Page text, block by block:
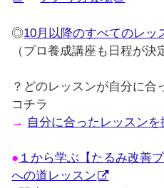
◎10月以降のすべてのレッ
（プロ養成講座も日程が決
？どのレッスンが自分に合
コチラ
→ 自分に合ったレッスンを
● １から学ぶ【たるみ改善
への道レッスン